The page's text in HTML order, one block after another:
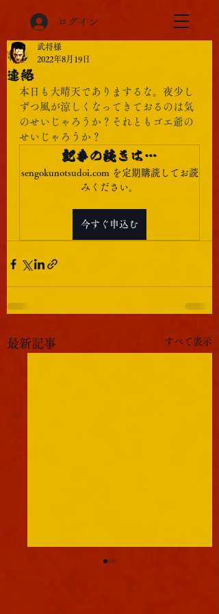
ログイン
連絡
武将様
2022年8月19日
本日も大晴天でありまするな。夜少し
ずつ風が涼しくなってきておるのは気
のせいじゃろうか？それともゴエ爺の
せいじゃろうか？
記事の続きは…
sengokunotsudoi.com を定期購読してお読
みください。
今すぐ申込む
最新記事 すべて表示